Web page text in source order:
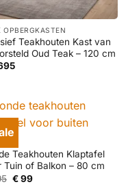
OPBERGKASTEN
Teakhouten Kast van
Oud Teak – 120 cm
Teakhouten Klaptafel
Tuin of Balkon – 80 cm
Oorspronkelijke
prijs
€99Huidige